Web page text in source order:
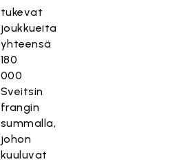
tukevat
joukkueita
yhteensä
180
000
Sveitsin
frangin
summalla,
johon
kuuluvat